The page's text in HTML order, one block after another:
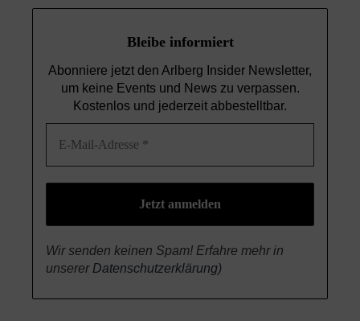
Bleibe informiert
Abonniere jetzt den Arlberg Insider Newsletter,
um keine Events und Newszu verpassen.
Kostenlos und jederzeit abbestelltbar.
Wir senden keinen Spam! Erfahre mehr in
unserer Datenschutzerklärung)